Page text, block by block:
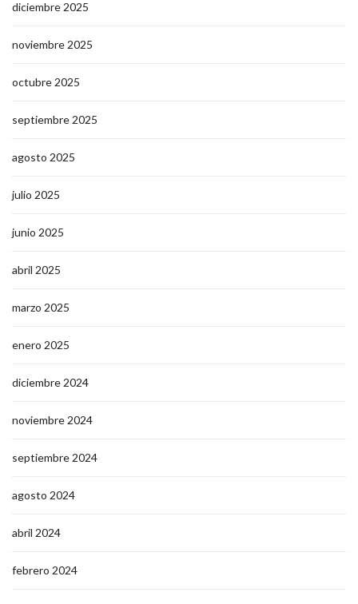
diciembre 2025
noviembre 2025
octubre 2025
septiembre 2025
agosto 2025
julio 2025
junio 2025
abril 2025
marzo 2025
enero 2025
diciembre 2024
noviembre 2024
septiembre 2024
agosto 2024
abril 2024
febrero 2024